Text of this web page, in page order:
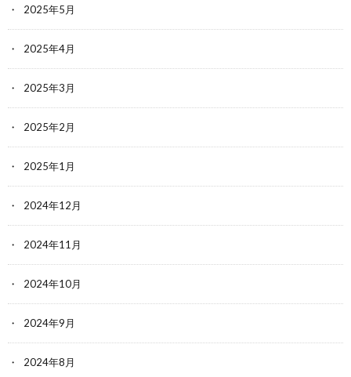
2025年5月
2025年4月
2025年3月
2025年2月
2025年1月
2024年12月
2024年11月
2024年10月
2024年9月
2024年8月